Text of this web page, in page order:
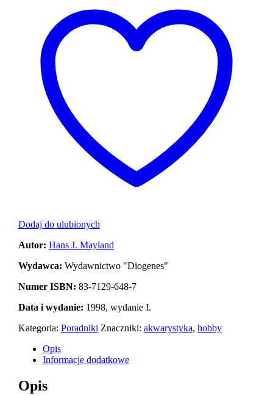
Dodaj do ulubionych
Autor: Hans J. Mayland
Wydawca: Wydawnictwo "Diogenes"
Numer ISBN: 83-7129-648-7
Data i wydanie: 1998, wydanie I.
Kategoria: Poradniki Znaczniki: akwarystyka, hobby
Opis
Informacje dodatkowe
Opis